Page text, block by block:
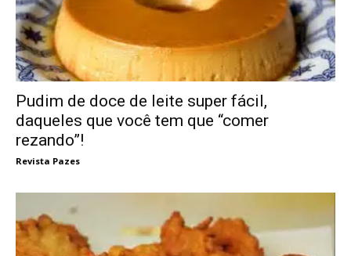
Pudim de doce de leite super fácil,
daqueles que você tem que “comer
rezando”!
Revista Pazes